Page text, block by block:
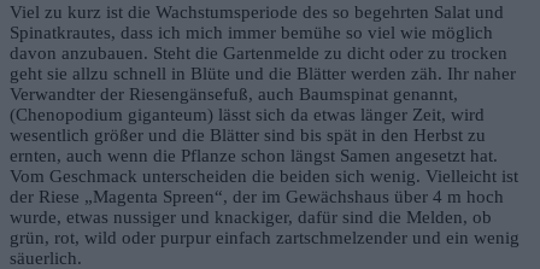
Viel zu kurz ist die Wachstumsperiode des so begehrten Salat und
Spinatkrautes, dass ich mich immer bemühe so viel wie möglich
davon anzubauen. Steht die Gartenmelde zu dicht oder zu trocken
geht sie allzu schnell in Blüte und die Blätter werden zäh. Ihr naher
Verwandter der Riesengänsefuß, auch Baumspinat genannt,
(Chenopodium giganteum) lässt sich da etwas länger Zeit, wird
wesentlich größer und die Blätter sind bis spät in den Herbst zu
ernten, auch wenn die Pflanze schon längst Samen angesetzt hat.
Vom Geschmack unterscheiden die beiden sich wenig. Vielleicht ist
der Riese „Magenta Spreen“, der im Gewächshaus über 4 m hoch
wurde, etwas nussiger und knackiger, dafür sind die Melden, ob
grün, rot, wild oder purpur einfach zartschmelzender und ein wenig
säuerlich.